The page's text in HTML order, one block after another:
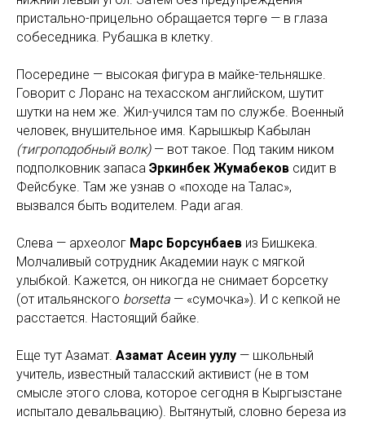
пристально-прицельно обращается төргө — в глаза
собеседника. Рубашка в клетку.
Посередине — высокая фигура в майке-тельняшке.
Говорит с Лоранс на техасском английском, шутит
шутки на нем же. Жил-учился там по службе. Военный
человек, внушительное имя. Карышкыр Кабылан
(тигроподобный волк)— вот такое. Под таким ником
подполковник запаса Эркинбек Жумабеков сидит в
Фейсбуке. Там же узнав о «походе на Талас»,
вызвался быть водителем. Ради агая.
Слева — археолог Марс Борсунбаев из Бишкека.
Молчаливый сотрудник Академии наук с мягкой
улыбкой. Кажется, он никогда не снимает борсетку
(от итальянского borsetta — «сумочка»). И с кепкой не
расстается. Настоящий байке.
Еще тут Азамат. Азамат Асеин уулу — школьный
учитель, известный таласский активист (не в том
смысле этого слова, которое сегодня в Кыргызстане
испытало девальвацию). Вытянутый, словно береза из